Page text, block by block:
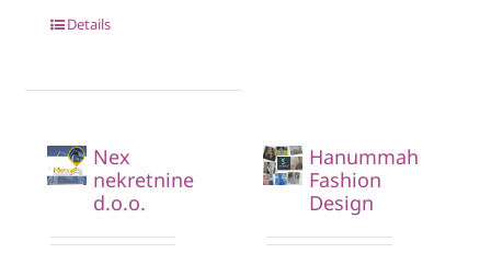
Details
Nex
nekretnine
d.o.o.
Hanummah
Fashion
Design